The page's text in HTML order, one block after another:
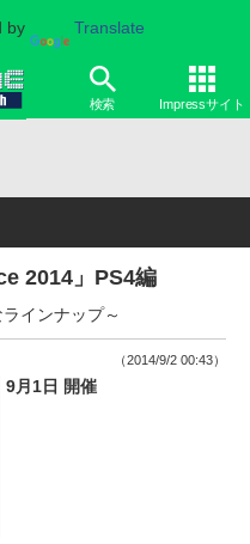
by Translate
検索 Impressサイト
2014」PS4編
インナップ～
（2014/9/2 00:43）
9月1日 開催